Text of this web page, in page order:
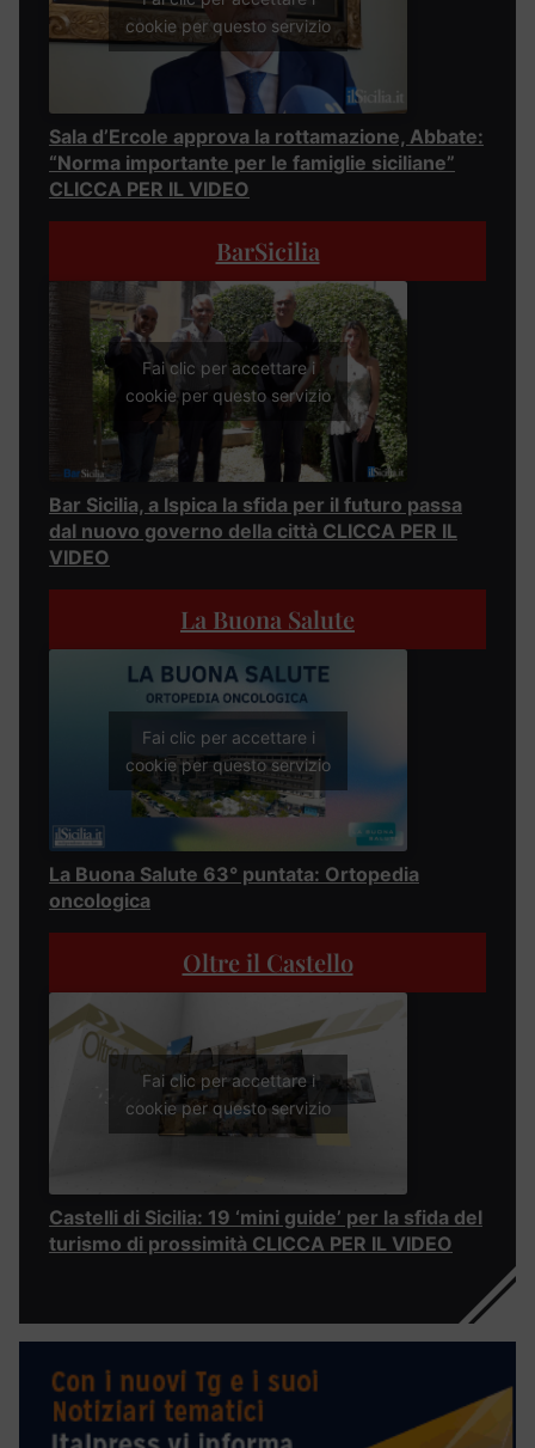
cookie per questo servizio
Sala d’Ercole approva la rottamazione, Abbate:
“Norma importante per le famiglie siciliane”
CLICCA PER IL VIDEO
BarSicilia
Fai clic per accettare i
cookie per questo servizio
Bar Sicilia, a Ispica la sfida per il futuro passa
dal nuovo governo della città CLICCA PER IL
VIDEO
La Buona Salute
Fai clic per accettare i
cookie per questo servizio
La Buona Salute 63° puntata: Ortopedia
oncologica
Oltre il Castello
Fai clic per accettare i
cookie per questo servizio
Castelli di Sicilia: 19 ‘mini guide’ per la sfida del
turismo di prossimità CLICCA PER IL VIDEO